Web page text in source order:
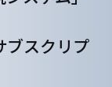
ブスクリプ